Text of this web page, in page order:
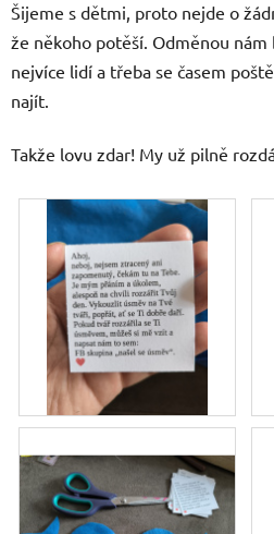
Šijeme s dětmi, proto nejde o
že někoho potěší. Odměnou nám
nejvíce lidí a třeba se časem
najít.
Takže lovu zdar! My už pilně